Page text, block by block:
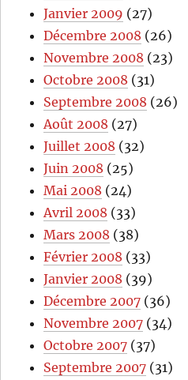
Janvier 2009 (27)
Décembre 2008 (26)
Novembre 2008 (23)
Octobre 2008 (31)
Septembre 2008 (26)
Août 2008 (27)
Juillet 2008 (32)
Juin 2008 (25)
Mai 2008 (24)
Avril 2008 (33)
Mars 2008 (38)
Février 2008 (33)
Janvier 2008 (39)
Décembre 2007 (36)
Novembre 2007 (34)
Octobre 2007 (37)
Septembre 2007 (31)